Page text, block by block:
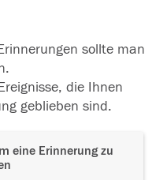
sollte man
die Ihnen
geblieben sind.
eine Erinnerung zu